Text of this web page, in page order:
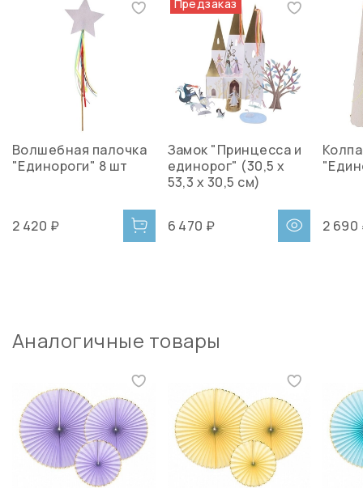
Волшебная палочка
"Единороги" 8 шт
2 420 ₽
Предзаказ
Замок "Принцесса и
единорог" (30,5 х
53,3 х 30,5 см)
6 470 ₽ 2 690
Аналогичные товары